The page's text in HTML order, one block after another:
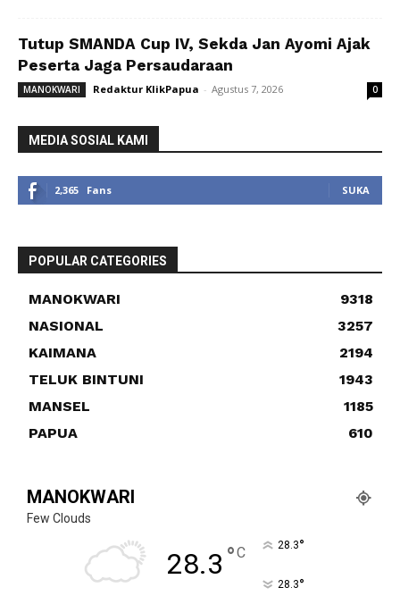
Tutup SMANDA Cup IV, Sekda Jan Ayomi Ajak
Peserta Jaga Persaudaraan
MANOKWARI Redaktur KlikPapua - Agustus 7, 2026 0
MEDIA SOSIAL KAMI
2,365 Fans SUKA
POPULAR CATEGORIES
MANOKWARI
9318
NASIONAL
3257
KAIMANA
2194
TELUK BINTUNI
1943
MANSEL
1185
PAPUA
610
MANOKWARI
Few Clouds
28.3 °C 28.3°
28.3°